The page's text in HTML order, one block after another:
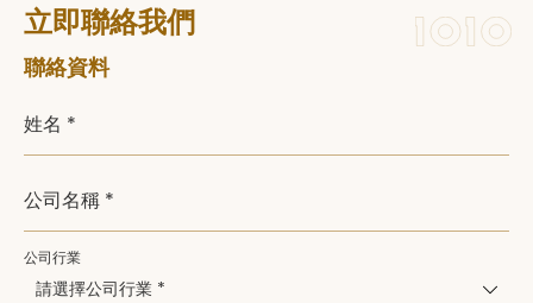
立即聯絡我們
聯絡資料
姓名 *
公司名稱 *
公司行業
請選擇公司行業 *